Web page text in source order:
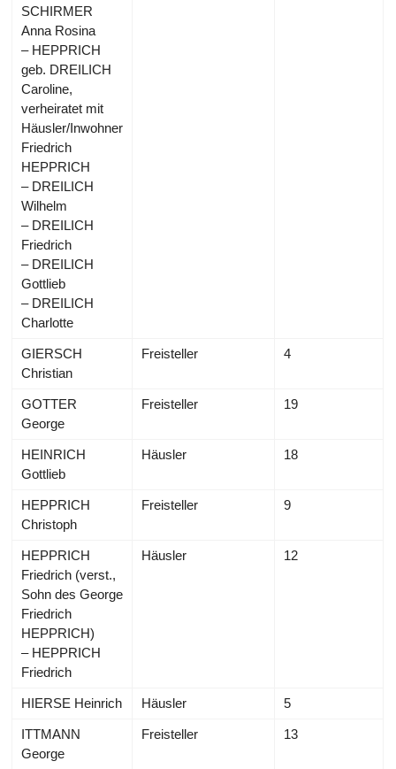
SCHIRMER
Anna Rosina
– HEPPRICH
geb. DREILICH
Caroline,
verheiratet mit
Häusler/Inwohner
Friedrich
HEPPRICH
– DREILICH
Wilhelm
– DREILICH
Friedrich
– DREILICH
Gottlieb
– DREILICH
Charlotte
GIERSCH
Christian
Freisteller 4
GOTTER
George
Freisteller 19
HEINRICH
Gottlieb
Häusler 18
HEPPRICH
Christoph
Freisteller 9
HEPPRICH
Friedrich (verst.,
Sohn des George
Friedrich
HEPPRICH)
– HEPPRICH
Friedrich
Häusler 12
HIERSE Heinrich Häusler 5
ITTMANN
George
Freisteller 13